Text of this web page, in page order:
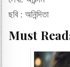
ছবি : অনিন্দিতা
Must